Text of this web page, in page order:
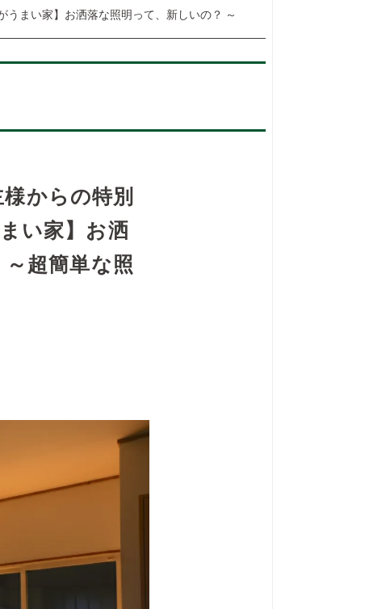
まい家】お洒落な照明って、新しいの？ ～
からの特別
い家】お洒
超簡単な照